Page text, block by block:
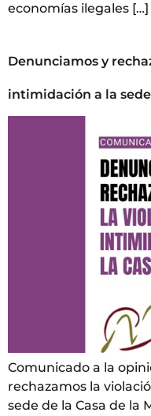
economías ilegales […]
Denunciamos y
intimidación a la
Comunicado a la
rechazamos la
sede de la Casa de la